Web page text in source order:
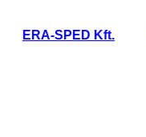
ERA-SPED Kft.